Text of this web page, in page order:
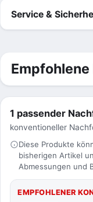
Service &
1 passender
konventioneller
Diese Produkte
bisherigen Artikel
Abmessungen und
EMPFOHLENER